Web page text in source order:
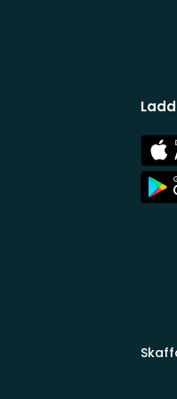
App
Store
App
Store